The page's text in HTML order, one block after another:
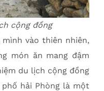
cộng đồng
vào thiên nhiên,
món ăn mang đậm
du lịch cộng đồng
hải Phòng là một